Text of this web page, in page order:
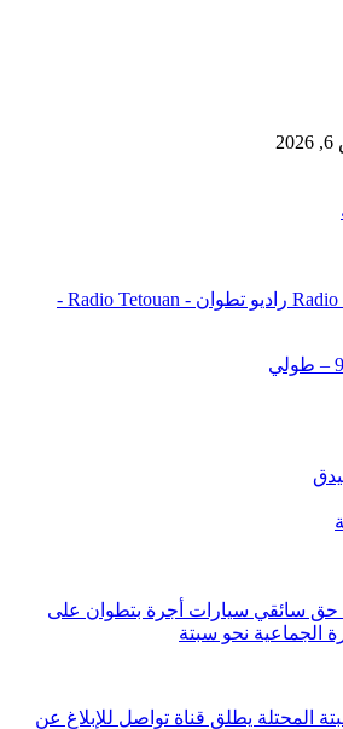
راديو تطوان - Radio Tetouan -
حق سائقي سيارات أجرة بتطوان على
الجماعية نحو سبتة
المحتلة يطلق قناة تواصل للإبلاغ عن